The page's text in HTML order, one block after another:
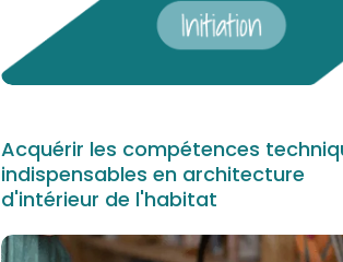
Acquérir les compétences
indispensables en architecture
d'intérieur de l'habitat